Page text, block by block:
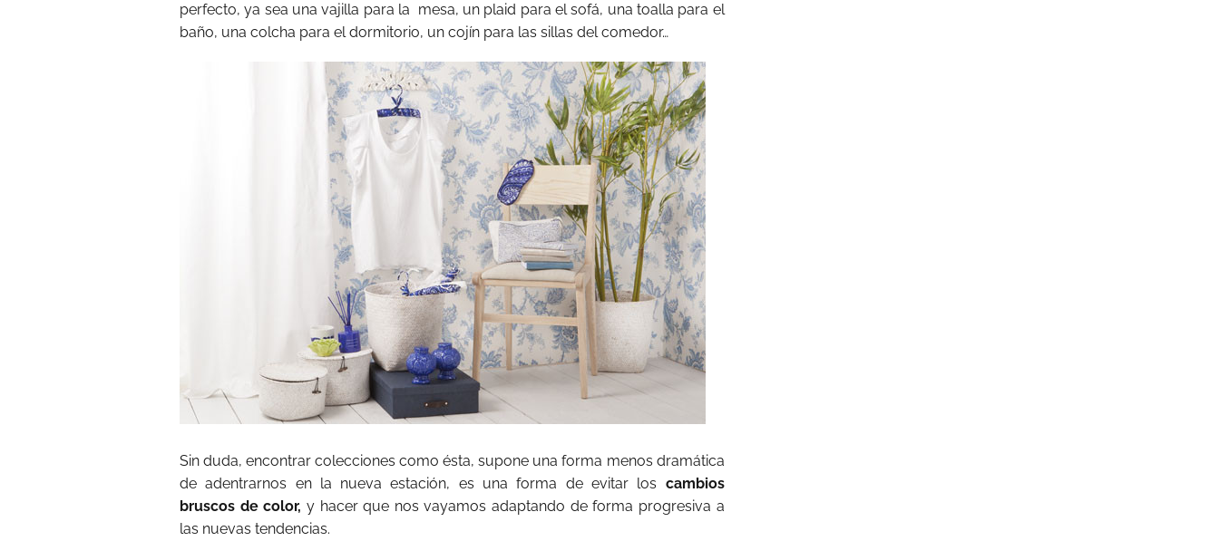
perfecto, ya sea una vajilla para la mesa, un plaid para el sofá, una toalla para el
baño, una colcha para el dormitorio, un cojín para las sillas del comedor…
Sin duda, encontrar colecciones como ésta, supone una forma menos dramática
de adentrarnos en la nueva estación, es una forma de evitar los cambios
bruscos de color, y hacer que nos vayamos adaptando de forma progresiva a
las nuevas tendencias.